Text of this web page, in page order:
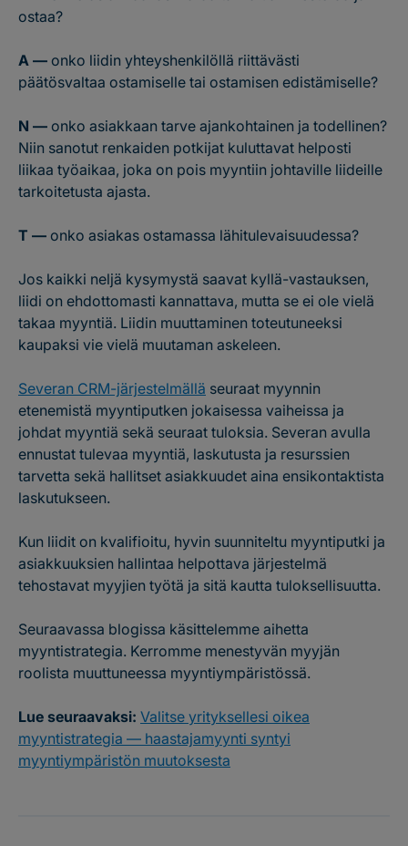
ostaa?
A — onko liidin yhteyshenkilöllä riittävästi
päätösvaltaa ostamiselle tai ostamisen edistämiselle?
N — onko asiakkaan tarve ajankohtainen ja todellinen?
Niin sanotut renkaiden potkijat kuluttavat helposti
liikaa työaikaa, joka on pois myyntiin johtaville liideille
tarkoitetusta ajasta.
T — onko asiakas ostamassa lähitulevaisuudessa?
Jos kaikki neljä kysymystä saavat kyllä-vastauksen,
liidi on ehdottomasti kannattava, mutta se ei ole vielä
takaa myyntiä. Liidin muuttaminen toteutuneeksi
kaupaksi vie vielä muutaman askeleen.
Severan CRM-järjestelmällä seuraat myynnin
etenemistä myyntiputken jokaisessa vaiheissa ja
johdat myyntiä sekä seuraat tuloksia. Severan avulla
ennustat tulevaa myyntiä, laskutusta ja resurssien
tarvetta sekä hallitset asiakkuudet aina ensikontaktista
laskutukseen.
Kun liidit on kvalifioitu, hyvin suunniteltu myyntiputki ja
asiakkuuksien hallintaa helpottava järjestelmä
tehostavat myyjien työtä ja sitä kautta tuloksellisuutta.
Seuraavassa blogissa käsittelemme aihetta
myyntistrategia. Kerromme menestyvän myyjän
roolista muuttuneessa myyntiympäristössä.
Lue seuraavaksi: Valitse yrityksellesi oikea
myyntistrategia — haastajamyynti syntyi
myyntiympäristön muutoksesta